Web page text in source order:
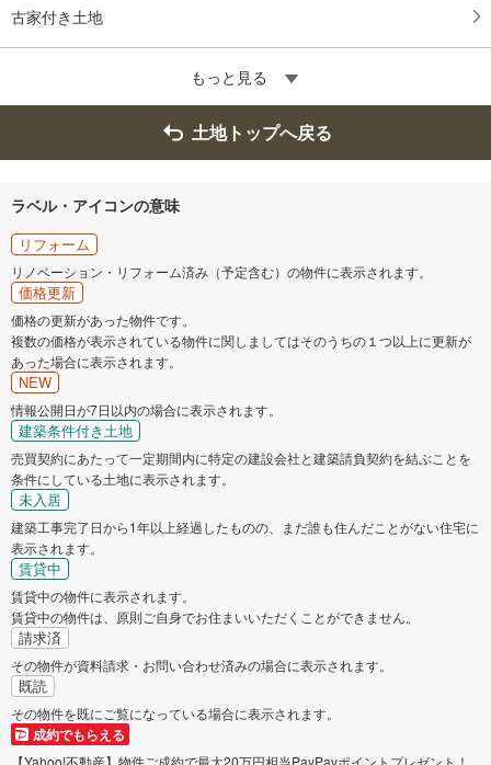
古家付き土地
もっと見る
土地トップへ戻る
ラベル・アイコンの意味
リフォーム
リノベーション・リフォーム済み（予定含む）の物件に表示されます。
価格更新
価格の更新があった物件です。
複数の価格が表示されている物件に関しましてはそのうちの１つ以上に更新が
あった場合に表示されます。
NEW
情報公開日が7日以内の場合に表示されます。
建築条件付き土地
売買契約にあたって一定期間内に特定の建設会社と建築請負契約を結ぶことを
条件にしている土地に表示されます。
未入居
建築工事完了日から1年以上経過したものの、まだ誰も住んだことがない住宅に
表示されます。
賃貸中
賃貸中の物件に表示されます。
賃貸中の物件は、原則ご自身でお住まいいただくことができません。
請求済
その物件が資料請求・お問い合わせ済みの場合に表示されます。
既読
その物件を既にご覧になっている場合に表示されます。
成約でもらえる
【Yahoo!不動産】物件ご成約で最大20万円相当PayPayポイントプレゼント！